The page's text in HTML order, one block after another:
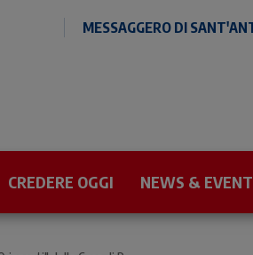
MESSAGGERO DI
CREDERE OGGI NEWS &